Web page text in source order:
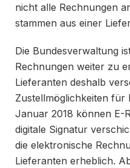
nicht alle Rechnungen
stammen aus einer
Die Bundesverwaltung
Rechnungen weiter zu
Lieferanten deshalb
Zustellmöglichkeiten für
Januar 2018 können E-
digitale Signatur
die elektronische
Lieferanten erheblich.